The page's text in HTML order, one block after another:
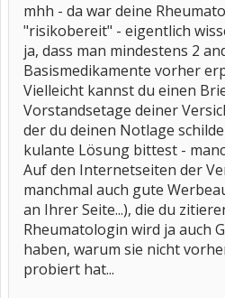
mhh - da war deine
"risikobereit" - eigentlich
ja, dass man mindestens 2
Basismedikamente vorher
Vielleicht kannst du einen
Vorstandsetage deiner
der du deinen Notlage
kulante Lösung bittest -
Auf den Internetseiten der
manchmal auch gute
an Ihrer Seite...), die du
Rheumatologin wird ja auch
haben, warum sie nicht
probiert hat...